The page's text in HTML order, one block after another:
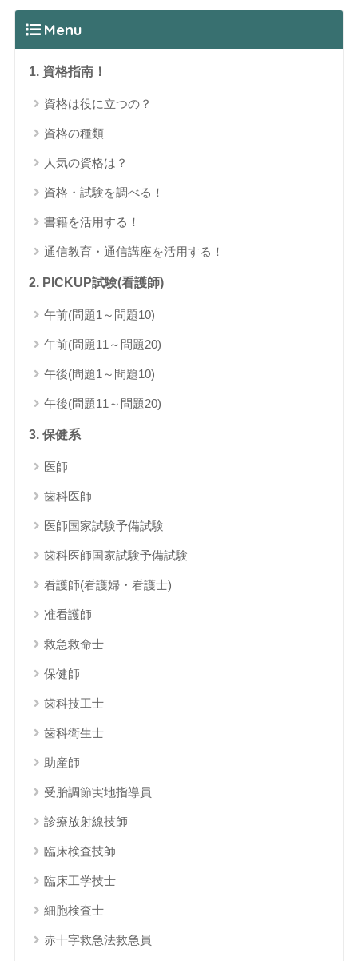
Menu
1. 資格指南！
資格は役に立つの？
資格の種類
人気の資格は？
資格・試験を調べる！
書籍を活用する！
通信教育・通信講座を活用する！
2. PICKUP試験(看護師)
午前(問題1～問題10)
午前(問題11～問題20)
午後(問題1～問題10)
午後(問題11～問題20)
3. 保健系
医師
歯科医師
医師国家試験予備試験
歯科医師国家試験予備試験
看護師(看護婦・看護士)
准看護師
救急救命士
保健師
歯科技工士
歯科衛生士
助産師
受胎調節実地指導員
診療放射線技師
臨床検査技師
臨床工学技士
細胞検査士
赤十字救急法救急員